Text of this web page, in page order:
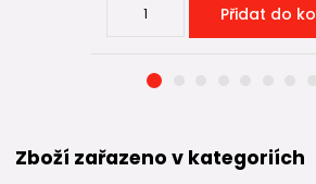
Přidat do
Zboží zařazeno v kategoriích